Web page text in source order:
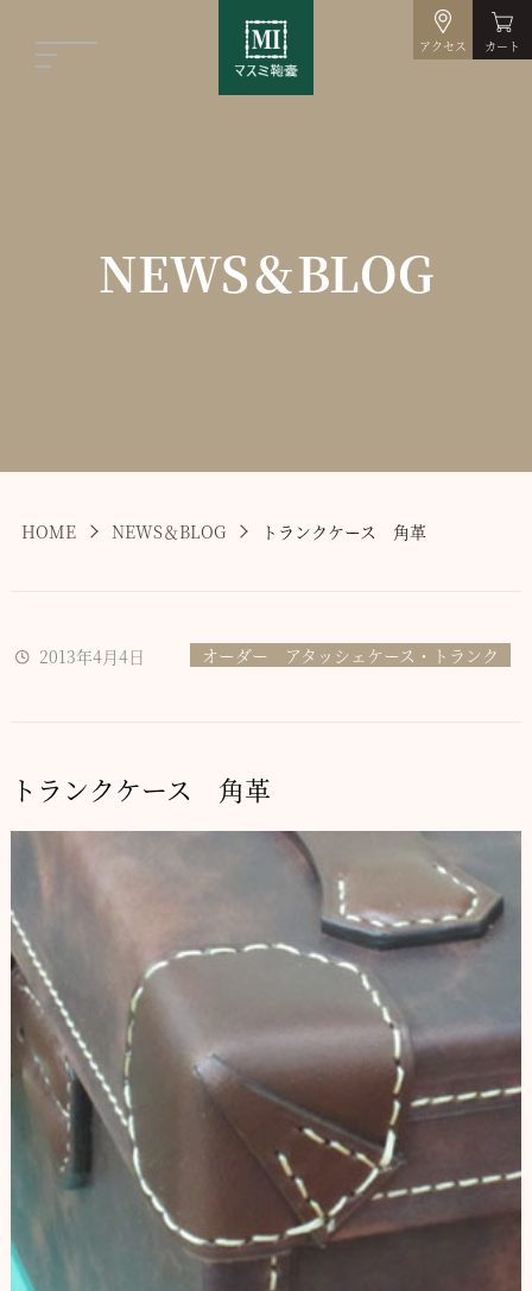
アクセス カート
NEWS＆BLOG
HOME NEWS＆BLOG トランクケース 角革
2013年4月4日 オーダー アタッシェケース・トランク
トランクケース 角革